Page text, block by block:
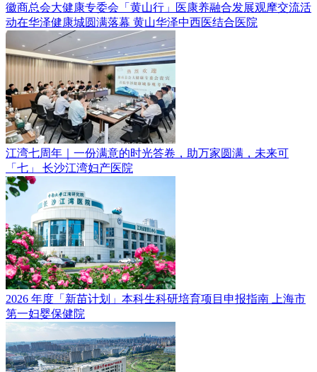
徽商总会大健康专委会「黄山行」医康养融合发展观摩交流活
动在华泽健康城圆满落幕 黄山华泽中西医结合医院
江湾七周年｜一份满意的时光答卷，助万家圆满，未来可
「七」 长沙江湾妇产医院
2026 年度「新苗计划」本科生科研培育项目申报指南
上海市
第一妇婴保健院